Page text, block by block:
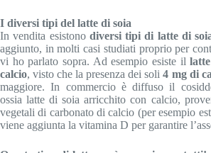
I diversi tipi del latte di soia
In vendita esistono diversi tipi di latte di
aggiunto, in molti casi studiati proprio per
vi ho parlato sopra. Ad esempio esiste il
calcio, visto che la presenza dei soli4 mg di
maggiore. In commercio è diffuso il
ossia latte di soia arricchito con calcio,
vegetali di carbonato di calcio (per esempio
viene aggiunta la vitamina D per garantire